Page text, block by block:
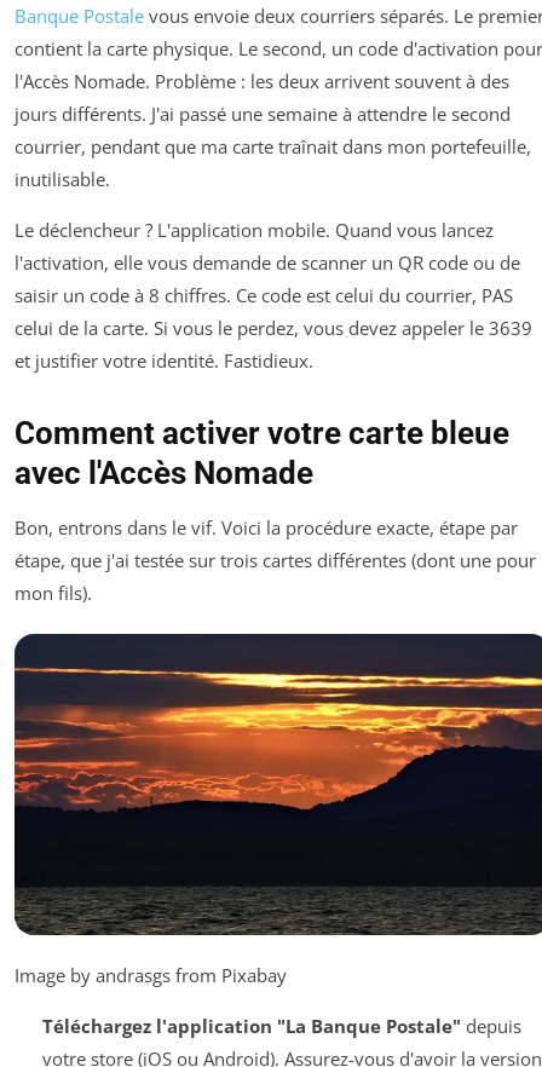
Banque Postale vous envoie deux courriers séparés. Le
contient la carte physique. Le second, un code d'activation pour
l'Accès Nomade. Problème : les deux arrivent souvent à des
jours différents. J'ai passé une semaine à attendre le second
courrier, pendant que ma carte traînait dans mon portefeuille,
inutilisable.
Le déclencheur ? L'application mobile. Quand vous lancez
l'activation, elle vous demande de scanner un QR code ou de
saisir un code à 8 chiffres. Ce code est celui du courrier, PAS
celui de la carte. Si vous le perdez, vous devez appeler le 3639
et justifier votre identité. Fastidieux.
Comment activer votre carte bleue
avec l'Accès Nomade
Bon, entrons dans le vif. Voici la procédure exacte, étape par
étape, que j'ai testée sur trois cartes différentes (dont une pour
mon fils).
Image by andrasgs from Pixabay
Téléchargez l'application "La Banque Postale" depuis
votre store (iOS ou Android). Assurez-vous d'avoir la version